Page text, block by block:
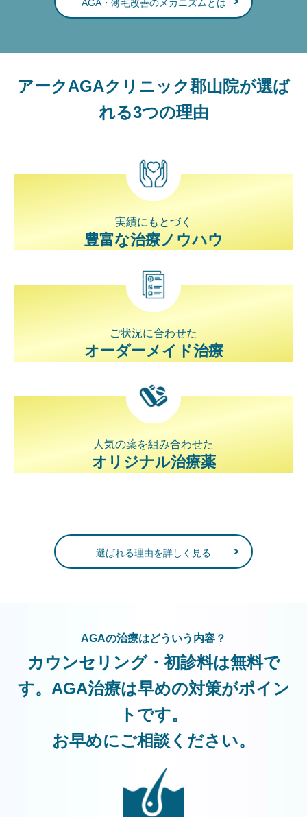
AGA・薄毛改善のメカニズムとは
アークAGAクリニック郡山院が選ば
れる3つの理由
実績にもとづく
豊富な治療ノウハウ
ご状況に合わせた
オーダーメイド治療
人気の薬を組み合わせた
オリジナル治療薬
選ばれる理由を詳しく見る
AGAの治療はどういう内容？
カウンセリング・初診料は無料で
す。AGA治療は早めの対策がポイン
トです。
お早めにご相談ください。